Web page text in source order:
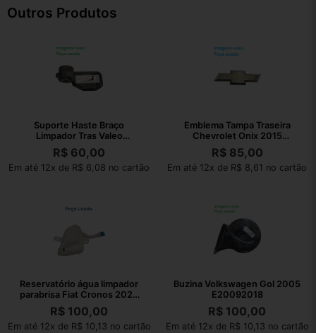
Outros Produtos
Suporte Haste Braço
Limpador Tras Valeo
80019757
R$ 60,00
Em até 12x de R$ 6,08 no cartão
Emblema Tampa Traseira
Chevrolet Onix 2015
94747906
R$85,00
Em até 12x de R$ 8,61 no cartão
Reservatório água limpador
parabrisa Fiat Cronos 2023
22260
R$ 100,00
Em até 12x de R$ 10,13 no cartão
Buzina Volkswagen Gol 2005
E20092018
R$ 100,00
Em até 12x de R$ 10,13 no cartão